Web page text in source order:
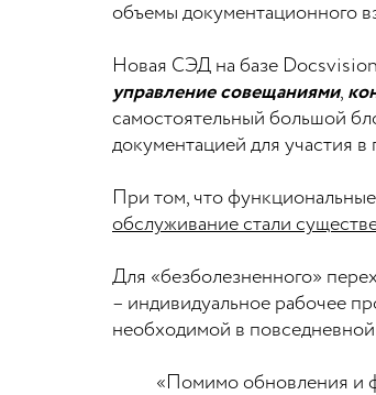
объемы документационного
Новая СЭД на базе
управление совещаниями,
самостоятельный большой
документацией для участия
При том, что
обслуживание стали
Для «безболезненного»
– индивидуальное рабочее
необходимой в
«Помимо обновления и